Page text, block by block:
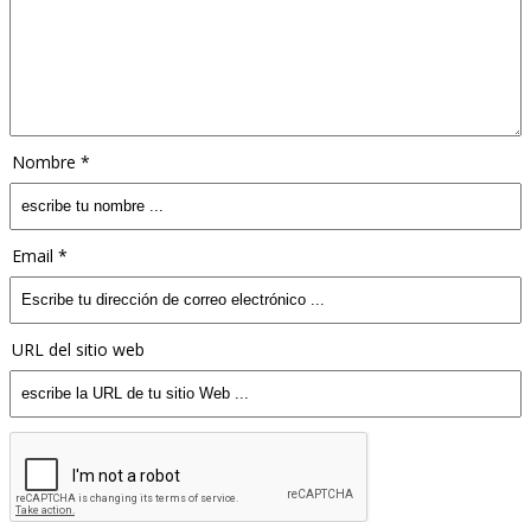
Nombre *
Email *
URL del sitio web